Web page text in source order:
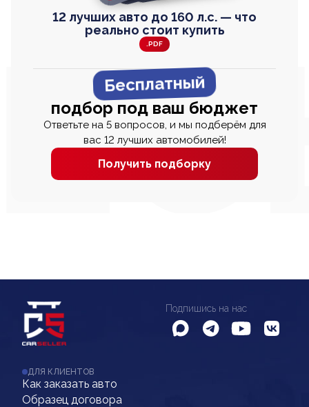
12 лучших авто до 160 л.с. — что
реально стоит купить
.PDF
Бесплатный
подбор под ваш бюджет
Ответьте на 5 вопросов, и мы подберём для
вас 12 лучших автомобилей!
Получить подборку
Подпишись на нас
ДЛЯ КЛИЕНТОВ
Как заказать авто
Образец договора